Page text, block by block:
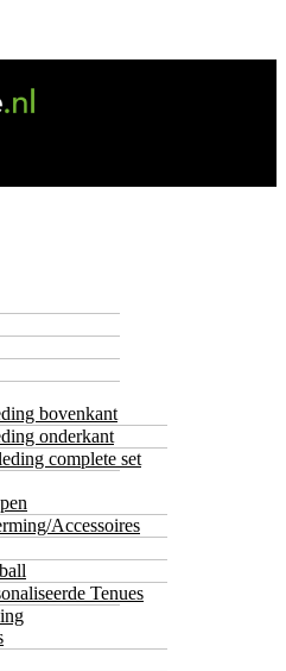
bovenkant
onderkant
complete set
Accessoires
Tenues